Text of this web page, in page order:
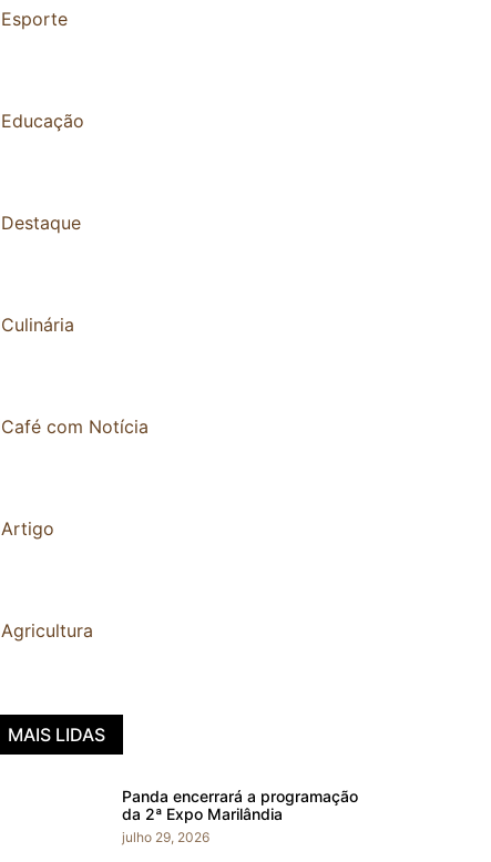
Esporte
Educação
Destaque
Culinária
Café com Notícia
Artigo
Agricultura
MAIS LIDAS
Panda encerrará a programação
da 2ª Expo Marilândia
julho 29, 2026